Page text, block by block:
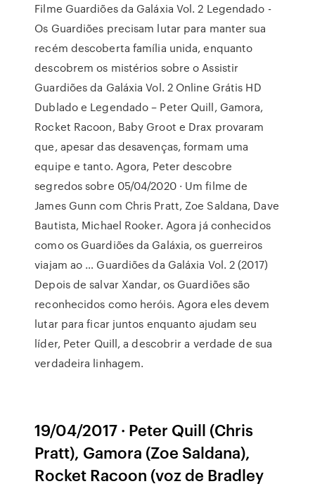
Filme Guardiões da Galáxia Vol. 2 Legendado -
Os Guardiões precisam lutar para manter sua
recém descoberta família unida, enquanto
descobrem os mistérios sobre o Assistir
Guardiões da Galáxia Vol. 2 Online Grátis HD
Dublado e Legendado – Peter Quill, Gamora,
Rocket Racoon, Baby Groot e Drax provaram
que, apesar das desavenças, formam uma
equipe e tanto. Agora, Peter descobre
segredos sobre 05/04/2020 · Um filme de
James Gunn com Chris Pratt, Zoe Saldana, Dave
Bautista, Michael Rooker. Agora já conhecidos
como os Guardiões da Galáxia, os guerreiros
viajam ao … Guardiões da Galáxia Vol. 2 (2017)
Depois de salvar Xandar, os Guardiões são
reconhecidos como heróis. Agora eles devem
lutar para ficar juntos enquanto ajudam seu
líder, Peter Quill, a descobrir a verdade de sua
verdadeira linhagem.
19/04/2017 · Peter Quill (Chris
Pratt), Gamora (Zoe Saldana),
Rocket Racoon (voz de Bradley